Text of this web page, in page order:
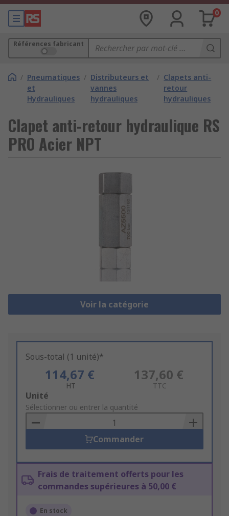
0
Références fabricant
/ Pneumatiques
et
Hydrauliques
/ Distributeurs et
vannes
hydrauliques
/ Clapets anti-
retour
hydrauliques
Clapet anti-retour hydraulique RS
PRO Acier NPT
Voir la catégorie
Sous-total (1 unité)*
114,67 €
HT
137,60 €
TTC
Add
to
Basket
Unité
Sélectionner ou entrer la quantité
Commander
Frais de traitement offerts pour les
commandes supérieures à 50,00 €
En stock